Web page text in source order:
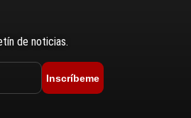
de noticias.
Inscríbeme